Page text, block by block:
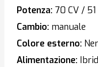
Potenza:70 CV /
Cambio:manuale
Colore esterno:
Alimentazione: